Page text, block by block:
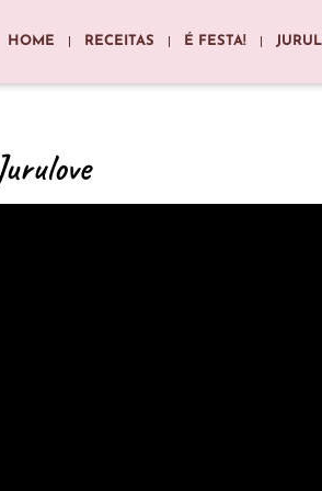
HOME RECEITAS É FESTA!